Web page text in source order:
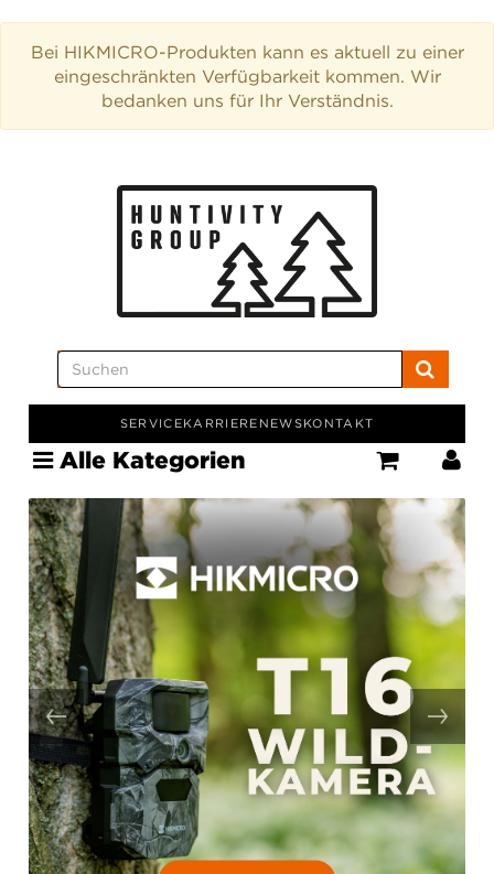
Bei HIKMICRO-Produkten kann es aktuell zu einer
eingeschränkten Verfügbarkeit kommen. Wir
bedanken uns für Ihr Verständnis.
SERVICEKARRIERE NEWSKONTAKT
Alle Kategorien